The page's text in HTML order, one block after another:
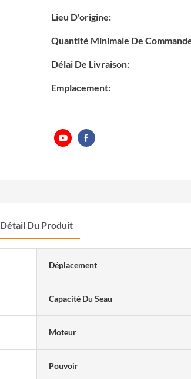
Lieu D'origine:
Quantité Minimale De
Délai De Livraison:
Emplacement:
Détail Du Produit
Déplacement
Capacité Du Seau
Moteur
Pouvoir